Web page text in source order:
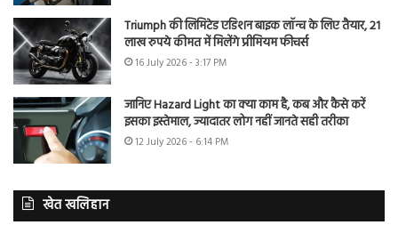
Triumph की लिमिटेड एडिशन बाइक लॉन्च के लिए तैयार, 21
लाख रुपये कीमत में मिलेंगे प्रीमियम फीचर्स
16 July 2026 - 3:17 PM
जानिए Hazard Light का क्या काम है, कब और कैसे करें
इसका इस्तेमाल, ज्यादातर लोग नहीं जानते सही तरीका
12 July 2026 - 6:14 PM
खेत खलिहान